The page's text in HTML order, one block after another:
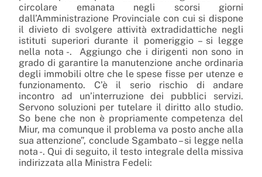
circolare emanata negli scorsi giorni
dall’Amministrazione Provinciale con cui si dispone
il divieto di svolgere attività extradidattiche negli
istituti superiori durante il pomeriggio – si legge
nella nota -. Aggiungo che i dirigenti non sono in
grado di garantire la manutenzione anche ordinaria
degli immobili oltre che le spese fisse per utenze e
funzionamento. C’è il serio rischio di andare
incontro ad un’interruzione dei pubblici servizi.
Servono soluzioni per tutelare il diritto allo studio.
So bene che non è propriamente competenza del
Miur, ma comunque il problema va posto anche alla
sua attenzione”, conclude Sgambato – si legge nella
nota -. Qui di seguito, il testo integrale della missiva
indirizzata alla Ministra Fedeli: